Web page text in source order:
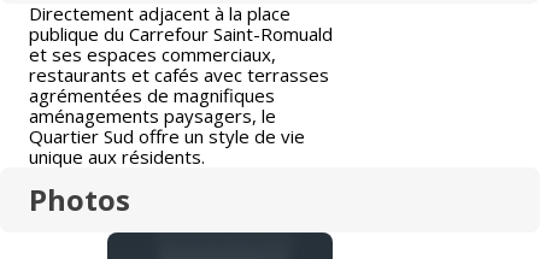
Directement adjacent à la place
publique du Carrefour Saint-Romuald
et ses espaces commerciaux,
restaurants et cafés avec terrasses
agrémentées de magnifiques
aménagements paysagers, le
Quartier Sud offre un style de vie
unique aux résidents.
Photos